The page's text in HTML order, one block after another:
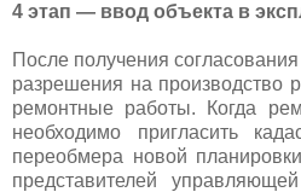
4 этап — ввод объекта в
После получения
разрешения на производство
ремонтные работы. Когда
необходимо пригласить
переобмера новой
представителей